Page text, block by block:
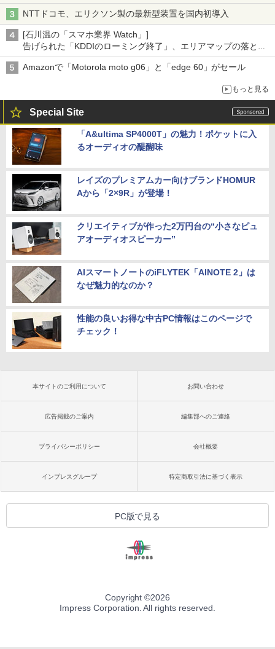
NTTドコモ、エリクソン製の最新型装置を国内初導入
[石川温の「スマホ業界 Watch」]
告げられた「KDDIのローミング終了」、エリアマップの落とし
穴と楽天モバイルの課題
Amazonで「Motorola moto g06」と「edge 60」がセール
もっと見る
Special Site
「A&ultima SP4000T」の魅力！ポケットに入
るオーディオの醍醐味
レイズのプレミアムカー向けブランドHOMUR
Aから「2×9R」が登場！
クリエイティブが作った2万円台の“小さなピュ
アオーディオスピーカー”
AIスマートノートのiFLYTEK「AINOTE 2」は
なぜ魅力的なのか？
性能の良いお得な中古PC情報はこのページで
チェック！
本サイトのご利用について お問い合わせ
広告掲載のご案内 編集部へのご連絡
プライバシーポリシー 会社概要
インプレスグループ 特定商取引法に基づく表示
PC版で見る
Copyright ©2026
Impress Corporation. All rights reserved.